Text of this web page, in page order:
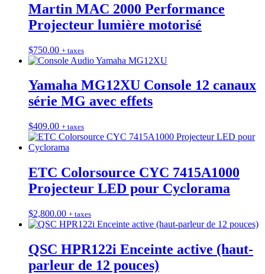
Martin MAC 2000 Performance
Projecteur lumière motorisé
$750.00 + taxes
Yamaha MG12XU Console 12 canaux
série MG avec effets
$409.00 + taxes
ETC Colorsource CYC 7415A1000
Projecteur LED pour Cyclorama
$2,800.00 + taxes
QSC HPR122i Enceinte active (haut-
parleur de 12 pouces)